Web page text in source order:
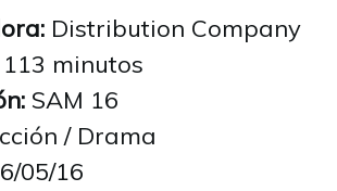
Distribution Company
113 minutos
SAM 16
/ Drama
05/16